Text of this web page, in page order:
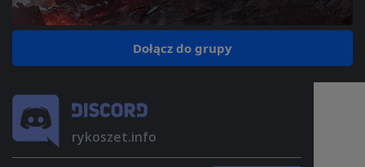
Dołącz do grupy
rykoszet.info